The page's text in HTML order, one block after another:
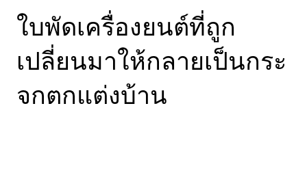
ใบพัดเครื่องยนต์ที่ถูก
เปลี่ยนมาให้กลายเป็นกระ
จกตกแต่งบ้าน